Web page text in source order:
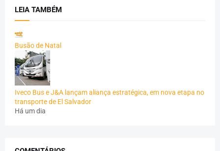
LEIA TAMBÉM
Busão de Natal
Iveco Bus e J&A lançam aliança estratégica, em nova etapa no
transporte de El Salvador
Há um dia